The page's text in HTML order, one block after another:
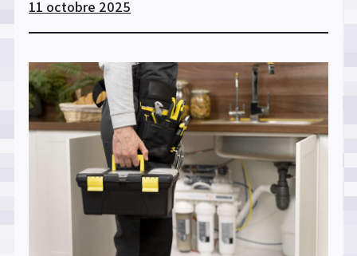
chauffe-
eau
gaz
en
espace
restreint
guide
pratique »
11 octobre 2025